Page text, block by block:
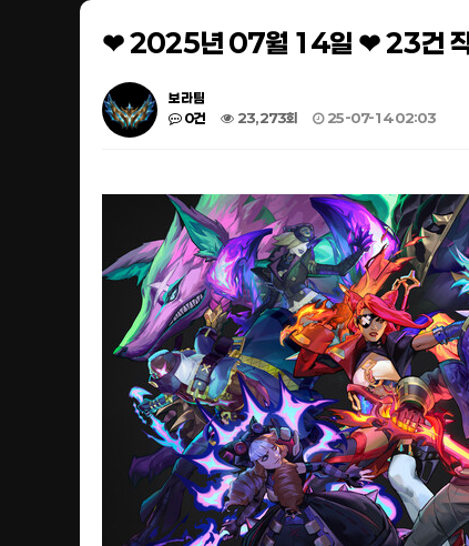
❤ 2025년 07월 14일 ❤ 23건 작
보라팀
0건
23,273회 25-07-14 02:03